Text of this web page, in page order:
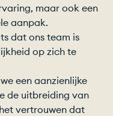
maar ook een
aanpak.
dat ons team is
op zich te
een aanzienlijke
de uitbreiding van
vertrouwen dat